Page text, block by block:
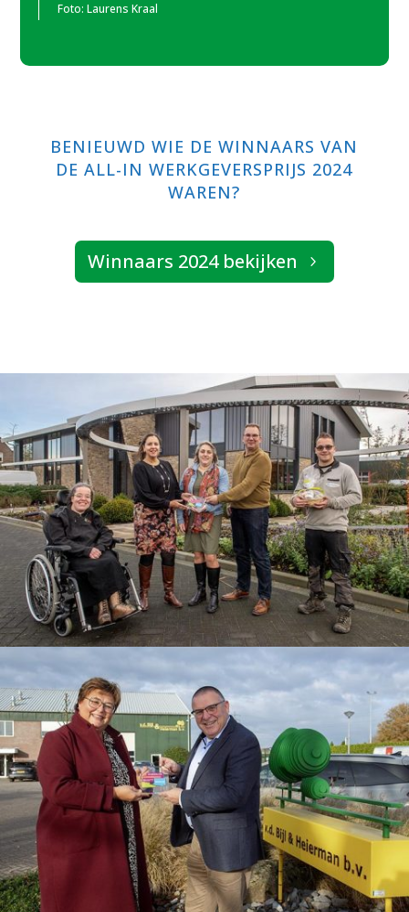
Foto:Laurens Kraal
BENIEUWD WIE DE WINNAARS VAN
DE ALL-IN WERKGEVERSPRIJS 2024
WAREN?
Winnaars 2024 bekijken